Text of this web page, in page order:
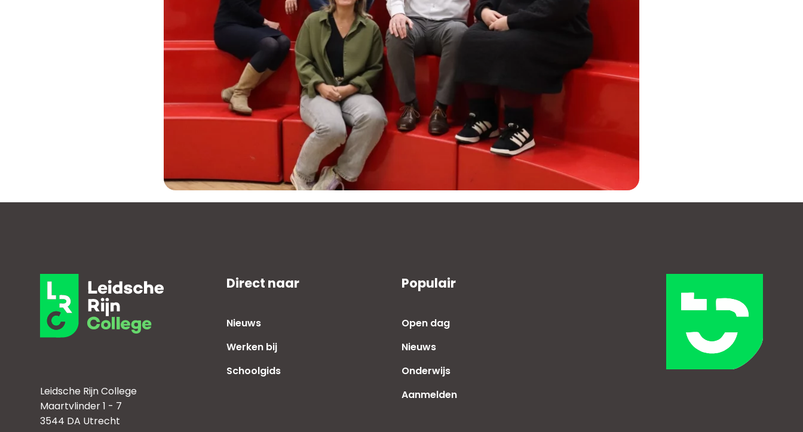
Leidsche Rijn College
Maartvlinder 1 - 7
3544 DA Utrecht
Direct naar
Nieuws
Werken bij
Schoolgids
Populair
Open dag
Nieuws
Onderwijs
Aanmelden